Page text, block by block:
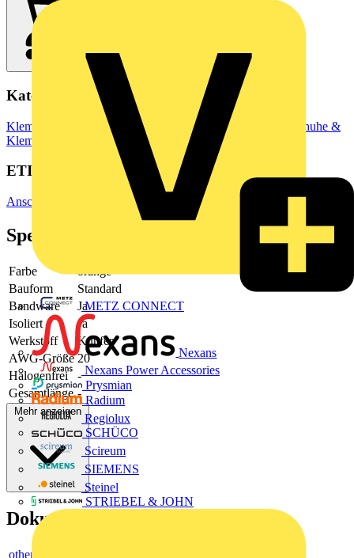
METZ CONNECT
Nexans
Nexans Power Accessories
Prysmian
Radium
Regiolux
SCHÜCO
Scireum
SIEMENS
Steinel
STRIEBEL & JOHN
Kategorien
Klemmen, Steckverbinder & Verbindungselemente
Kabelschuhe &
Klemmen
ETIM Group
Anschluss- und Verbindungstechnik/Isoliermaterial (Elektro)
Spezifikationen
Farbe
orange
Bauform
Standard
Bandware
Ja
Isoliert
Ja
Werkstoff
Kupfer
AWG-Größe 20
Halogenfrei
-
Gesamtlänge -
Mehr anzeigen
Dokumente
others